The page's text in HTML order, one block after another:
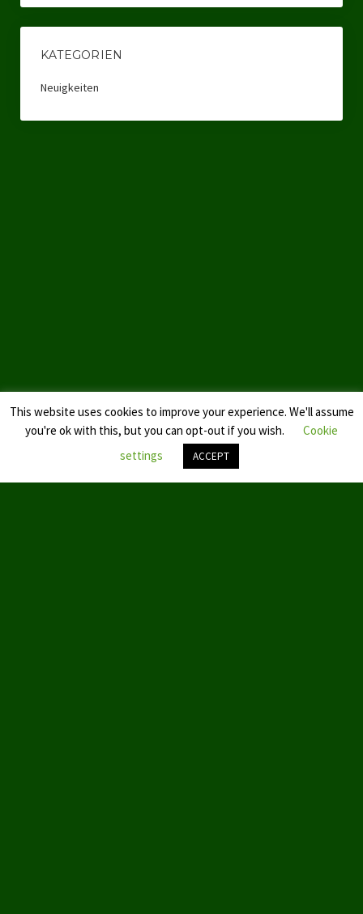
KATEGORIEN
Neuigkeiten
This website uses cookies to improve your experience. We'll assume
you're ok with this, but you can opt-out if you wish.
Cookie
settings
ACCEPT